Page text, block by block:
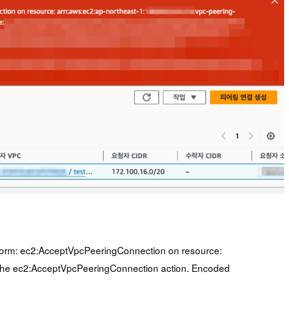
ec2:AcceptVpcPeeringConnection on resource:
ec2:AcceptVpcPeeringConnection action. Encoded